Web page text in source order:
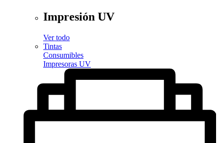
Impresión UV
Ver todo
Tintas
Consumibles
Impresoras UV